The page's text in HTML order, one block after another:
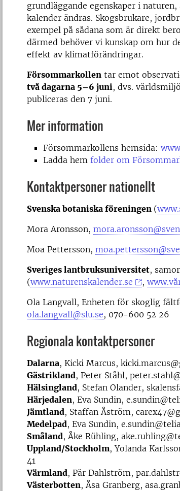
grundläggande egenskaper i
kalender ändras. Skogsbrukare,
exempel på sådana som är direkt
därmed behöver vi kunskap om hur
effekt av klimatförändringar.
Försommarkollen tar emot
två dagarna 5–6 juni, dvs.
publiceras den 7 juni.
Mer information
Försommarkollens hemsida:
Ladda hem folder om
Kontaktpersoner nationellt
Svenska botaniska föreningen (
Mora Aronsson,
Moa Pettersson,
Sveriges lantbruksuniversitet,
(www.naturenskalender.se ,
Ola Langvall, Enheten för skoglig
ola.langvall@slu.se, 070-600 52 26
Regionala kontaktpersoner
Dalarna, Kicki Marcus,
Gästrikland, Peter Ståhl,
Hälsingland, Stefan Olander,
Härjedalen, Eva Sundin,
Jämtland, Staffan Åström,
Medelpad, Eva Sundin,
Småland, Åke Rühling,
Uppland/Stockholm, Yolanda
41
Värmland, Pär Dahlström,
Västerbotten, Åsa Granberg,